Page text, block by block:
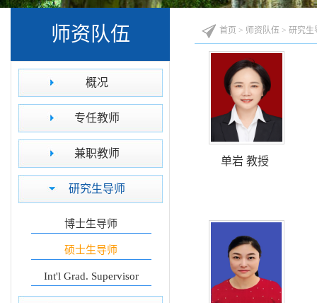
师资队伍
概况
专任教师
兼职教师
研究生导师
博士生导师
硕士生导师
Int'l Grad. Supervisor
首页 > 师资队伍 > 研究生
单岩 教授